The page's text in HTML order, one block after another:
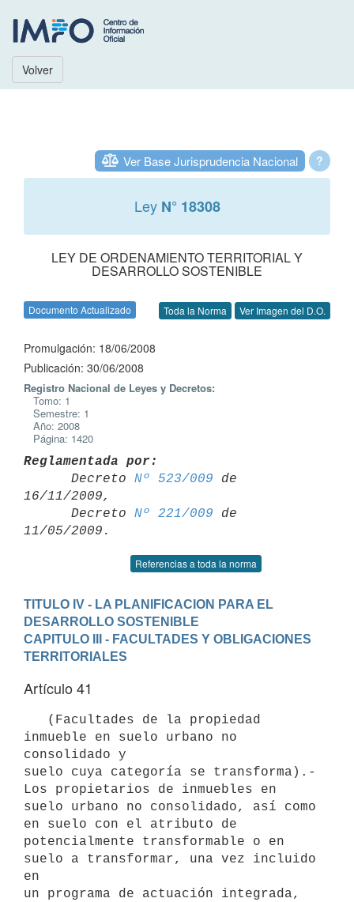
Volver
?
Ver Base Jurisprudencia Nacional
Ley N° 18308
LEY DE ORDENAMIENTO TERRITORIAL Y
DESARROLLO SOSTENIBLE
Documento Actualizado Toda la Norma Ver Imagen del D.O.
Promulgación: 18/06/2008
Publicación: 30/06/2008
Registro Nacional de Leyes y Decretos:
Tomo: 1
Semestre: 1
Año: 2008
Página: 1420
Reglamentada por:
Decreto Nº 523/009 de
16/11/2009,
      Decreto
Nº 221/009 de
Referencias a toda la norma
TITULO IV - LA PLANIFICACION PARA EL
DESARROLLO SOSTENIBLE
CAPITULO III - FACULTADES Y OBLIGACIONES
TERRITORIALES
Artículo 41
inmueble en suelo urbano no
consolidado y
suelo cuya categoría se transforma).-
Los propietarios de inmuebles en
suelo urbano no consolidado, así como
en suelo con el atributo de
potencialmente transformable o en
suelo a transformar, una vez incluido
en
un programa de actuación integrada,